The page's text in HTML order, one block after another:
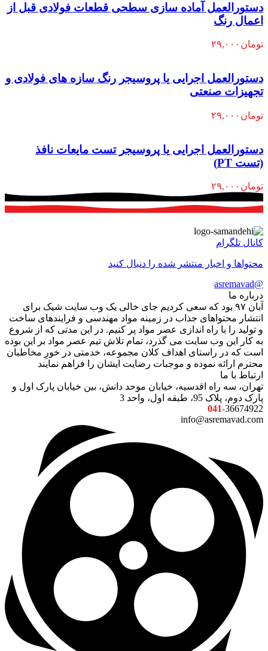
دستورالعمل آماده سازی سطحی قطعات فولادی قبل از
اعمال رنگ
تومان ۲۹,۰۰۰
دستورالعمل اجرایی یا پروسیجر رنگ سازه های فولادی و
تجهیزات صنعتی
تومان ۲۹,۰۰۰
دستورالعمل اجرایی یا پروسیجر تست مایعات نافذ
(تست PT)
تومان ۲۹,۰۰۰
کانال تلگرام
محتواها و اخبار منتشر شده را دنبال کنید
@asremavad
درباره ما
آبان ۹۷ بود که سعی کردیم جای خالی یک وب سایت شیک برای
انتشار محتواهای جذاب در زمینه مواد مهندسی و فرایندهای ساخت
و تولید را با راه اندازی عصر مواد پر کنیم. در این مدتی که از شروع
به کار این وب سایت می گذرد، تمام تلاش تیم عصر مواد بر این بوده
است که در راستای اهداف کلان مجموعه، خدمتی در خورِ مخاطبان
محترم ارائه نموده و موجبات رضایت ایشان را فراهم نمایند
ارتباط با ما
تهران، سه راه اقدسیه، خیابان موحد دانش، بین خیابان پارک اول و
پارک دوم، پلاک 95، طبقه اول، واحد 3
041-36674922
info@asremavad.com